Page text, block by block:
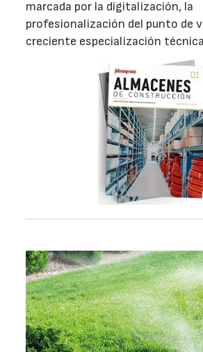
marcada por la digitalización, la
profesionalización del punto de
creciente especialización